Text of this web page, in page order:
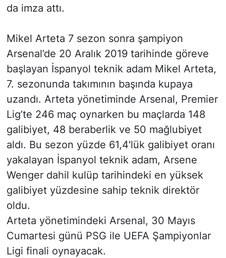
da imza attı.
Mikel Arteta 7 sezon sonra şampiyon
Arsenal’de 20 Aralık 2019 tarihinde göreve
başlayan İspanyol teknik adam Mikel Arteta,
7. sezonunda takımının başında kupaya
uzandı. Arteta yönetiminde Arsenal, Premier
Lig’te 246 maç oynarken bu maçlarda 148
galibiyet, 48 beraberlik ve 50 mağlubiyet
aldı. Bu sezon yüzde 61,4'lük galibiyet oranı
yakalayan İspanyol teknik adam, Arsene
Wenger dahil kulüp tarihindeki en yüksek
galibiyet yüzdesine sahip teknik direktör
oldu.
Arteta yönetimindeki Arsenal, 30 Mayıs
Cumartesi günü PSG ile UEFA Şampiyonlar
Ligi finali oynayacak.